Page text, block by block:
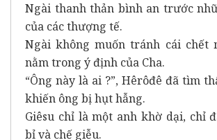
Ngài thanh thản bình an trước
của các thượng tế.
Ngài không muốn tránh cái chết
nằm trong ý định của Cha.
“Ông này là ai ?”, Hêrôđê đã tìm
khiến ông bị hụt hẫng.
Giêsu chỉ là một anh khờ dại, chỉ
bỉ và chế giễu.